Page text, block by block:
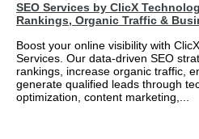
SEO Services by ClicX
Rankings, Organic Traffic &
Boost your online visibility with
Services. Our data-driven SEO
rankings, increase organic traffic,
generate qualified leads through
optimization, content marketing,...